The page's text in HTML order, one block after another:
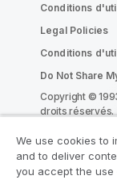
Conditions
Legal Policies
Conditions
Do Not Share
Copyright ©
droits réservés.
Rejoignez
We use cookies to
and to deliver
you accept the